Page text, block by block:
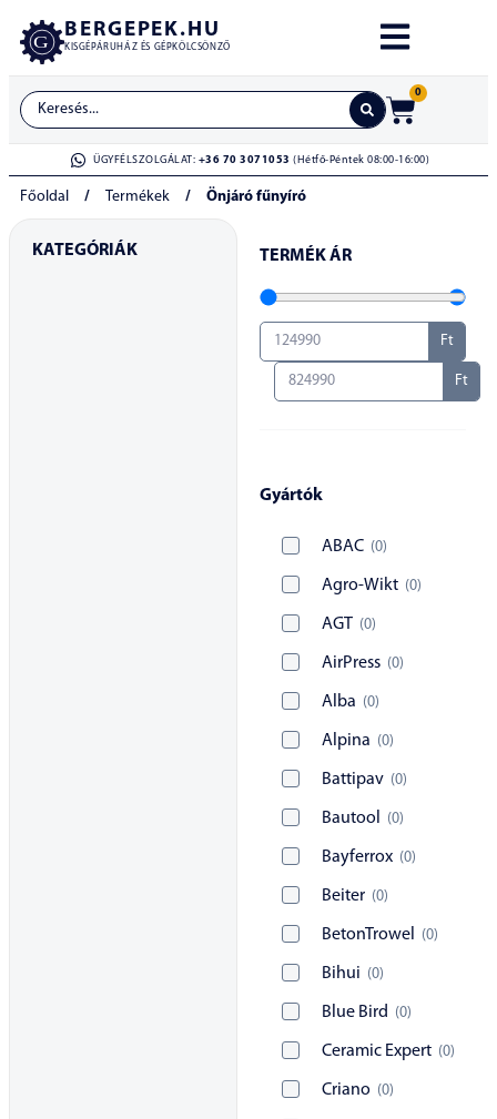
BERGEPEK.HU
KISGÉPÁRUHÁZ ÉS GÉPKÖLCSÖNZŐ
0
ÜGYFÉLSZOLGÁLAT: +36 70 3071053 (Hétfő-Péntek 08:00-16:00)
Főoldal / Termékek / Önjáró fűnyíró
TERMÉK ÁR
Ft
Ft
Gyártók
ABAC (0)
Agro-Wikt (0)
AGT (0)
AirPress (0)
Alba (0)
Alpina (0)
Battipav (0)
Bautool (0)
Bayferrox (0)
Beiter (0)
BetonTrowel (0)
Bihui (0)
Blue Bird (0)
Ceramic Expert (0)
Criano (0)
KATEGÓRIÁK